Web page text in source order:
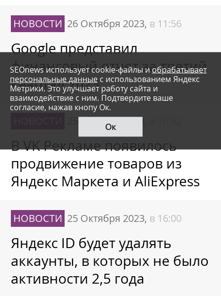
НОВОСТИ 26 Октября 2023, в 11:56
Google представил
финансовый отчет за третий
квартал 2023
25 Октября 2023,
В VK Рекламе появилось
продвижение товаров из
Яндекс Маркета и AliExpress
НОВОСТИ 25 Октября 2023, в 16:00
Яндекс ID будет удалять
аккаунты, в которых не было
активности 2,5 года
SEOnews использует cookie-файлы иобрабатывает
персональные данныес использованием Яндекс
Метрики. Это улучшает работу сайта и
взаимодействие с ним. Подтвердите ваше
согласие, нажав кнопу Ок.
Ок